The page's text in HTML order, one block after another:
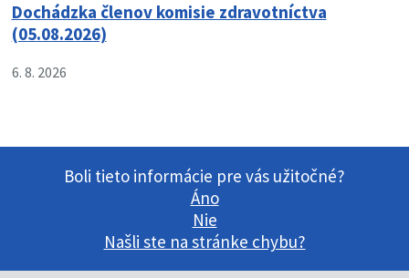
Dochádzka členov komisie zdravotníctva
(05.08.2026)
6. 8. 2026
Boli tieto informácie pre vás užitočné?
Áno
Nie
Našli ste na stránke chybu?